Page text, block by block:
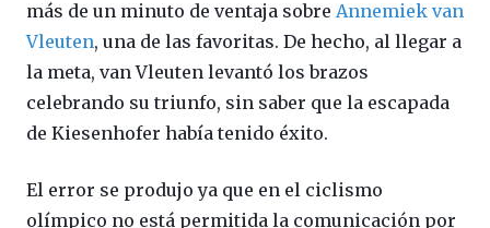
más de un minuto de ventaja sobre Annemiek van
Vleuten, una de las favoritas. De hecho, al llegar a
la meta, van Vleuten levantó los brazos
celebrando su triunfo, sin saber que la escapada
de Kiesenhofer había tenido éxito.
El error se produjo ya que en el ciclismo
olímpico no está permitida la comunicación por